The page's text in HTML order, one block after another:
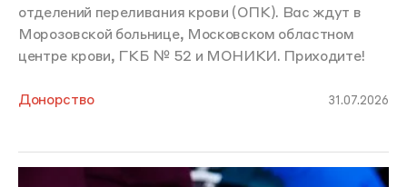
отделений переливания крови (ОПК). Вас ждут в
Морозовской больнице, Московском областном
центре крови, ГКБ № 52 и МОНИКИ. Приходите!
Донорство 31.07.2026